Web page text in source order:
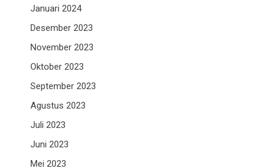
Januari 2024
Desember 2023
November 2023
Oktober 2023
September 2023
Agustus 2023
Juli 2023
Juni 2023
Mei 2023